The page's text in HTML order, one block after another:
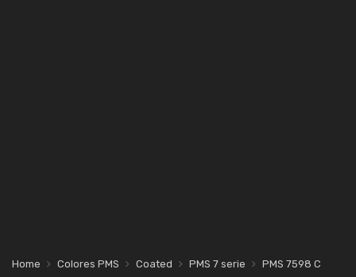
Home Colores PMS Coated PMS 7 serie PMS 7598 C